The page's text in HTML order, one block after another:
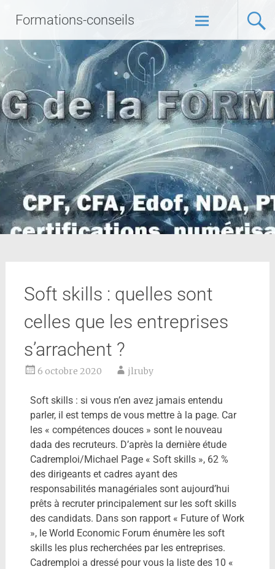
Formations-conseils
Soft skills : quelles sont
celles que les entreprises
s’arrachent ?
6 octobre 2020 jlruby
Soft skills : si vous n’en avez jamais entendu
parler, il est temps de vous mettre à la page. Car
les « compétences douces » sont le nouveau
dada des recruteurs. D’après la dernière étude
Cadremploi/Michael Page « Soft skills », 62 %
des dirigeants et cadres ayant des
responsabilités managériales sont aujourd’hui
prêts à recruter principalement sur les soft skills
des candidats. Dans son rapport « Future of Work
», le World Economic Forum énumère les soft
skills les plus recherchées par les entreprises.
Cadremploi a dressé pour vous la liste des 10 «